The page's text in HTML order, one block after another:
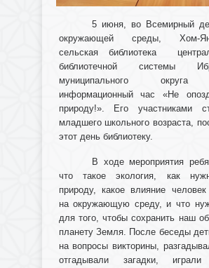
5 июня, во Всемирный
окружающей среды, Хом-
сельская библиотека
библиотечной системы
муниципального округа
информационный час «Не
природу!». Его участниками
младшего школьного возраста,
этот день библиотеку.
В ходе мероприятия
что такое экология, как
природу, какое влияние человек
на окружающую среду, и что
для того, чтобы сохранить наш
планету Земля. После беседы
на вопросы викторины,
отгадывали загадки,